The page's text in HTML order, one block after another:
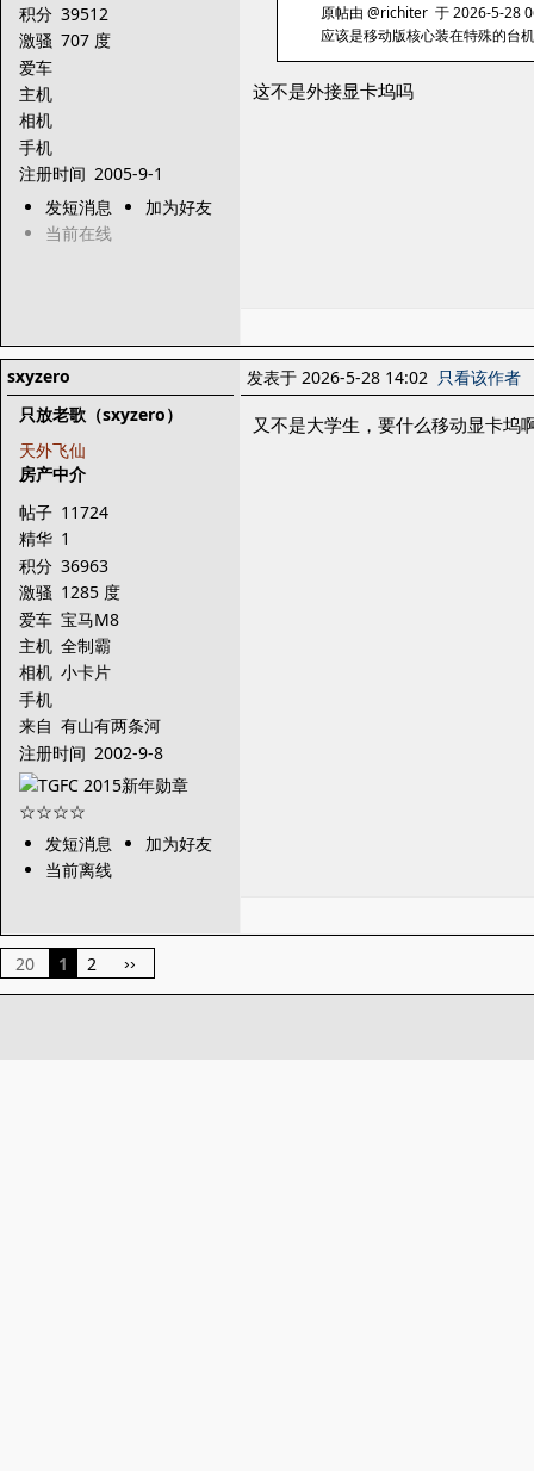
积分 39512
激骚 707 度
爱车
主机
相机
手机
注册时间 2005-9-1
发短消息
加为好友
当前在线
原帖由 @richiter 于 2026-5-28
应该是移动版核心装在特殊的台
这不是外接显卡坞吗
sxyzero
只放老歌（sxyzero）
天外飞仙
房产中介
帖子 11724
精华 1
积分 36963
激骚 1285 度
爱车 宝马M8
主机 全制霸
相机 小卡片
手机
来自 有山有两条河
注册时间 2002-9-8
发短消息
加为好友
当前离线
发表于 2026-5-28 14:02 只看该作者
又不是大学生，要什么移动显卡坞
20 1 2 ››